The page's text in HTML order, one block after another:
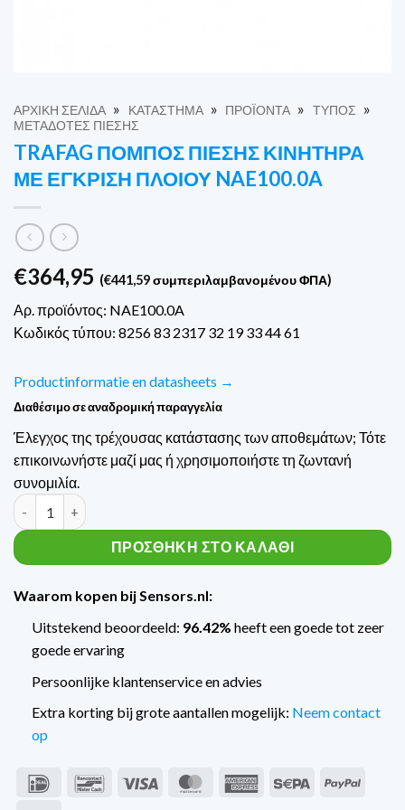
ΑΡΧΙΚΉ ΣΕΛΊΔΑ » ΚΑΤΆΣΤΗΜΑ » ΠΡΟΪΌΝΤΑ » ΤΎΠΟΣ »
ΜΕΤΑΔΌΤΕΣ ΠΊΕΣΗΣ
TRAFAG ΠΟΜΠΌΣ ΠΊΕΣΗΣ ΚΙΝΗΤΉΡΑ
ΜΕ ΈΓΚΡΙΣΗ ΠΛΟΊΟΥ NAE100.0A
€364,95 (€441,59συμπεριλαμβανομένου ΦΠΑ)
Αρ. προϊόντος: NAE100.0A
Κωδικός τύπου: 8256 83 2317 32 19 33 44 61
Productinformatie en datasheets →
Διαθέσιμο σε αναδρομική παραγγελία
Έλεγχος της τρέχουσας κατάστασης των αποθεμάτων; Τότε
επικοινωνήστε μαζί μας ή χρησιμοποιήστε τη ζωντανή
συνομιλία.
Trafag Engine druktransmitter met scheepskeur NAE100.0A
ΠΡΟΣΘΉΚΗ ΣΤΟ ΚΑΛΆΘΙ
Waarom kopen bij Sensors.nl:
Uitstekend beoordeeld: 96.42% heeft een goede tot zeer
goede ervaring
Persoonlijke klantenservice en advies
Extra korting bij grote aantallen mogelijk: Neem contact
op
IDeal BancontactVisa MasterCardAmerican Sepa
PayPal